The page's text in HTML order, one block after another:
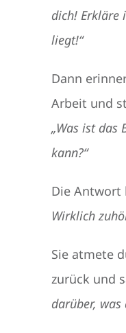
dich! Erkläre
liegt!“
Dann
Arbeit und
„Was ist das
kann?“
Die Antwort
Wirklich
Sie atmete
zurück und
darüber,